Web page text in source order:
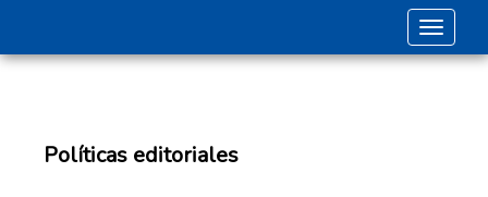
Toggle
Políticas editoriales